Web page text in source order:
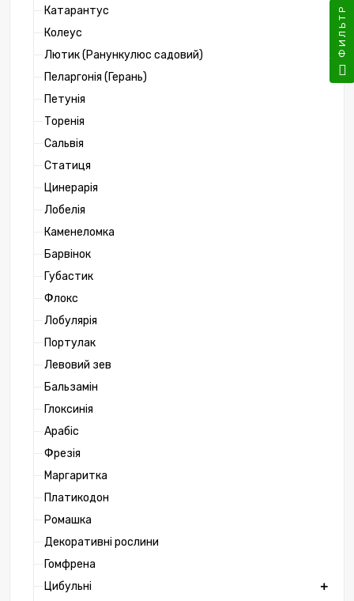
Катарантус
Колеус
Лютик (Ранункулюс садовий)
Пеларгонія (Герань)
Петунія
Торенія
Сальвія
Статиця
Цинерарія
Лобелія
Каменеломка
Барвінок
Губастик
Флокс
Лобулярія
Портулак
Левовий зев
Бальзамін
Глоксинія
Арабіс
Фрезія
Маргаритка
Платикодон
Ромашка
Декоративні рослини
Гомфрена
Цибульні
ФИЛЬТР